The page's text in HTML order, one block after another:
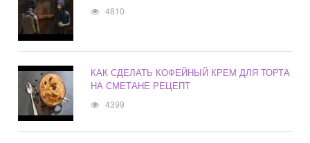
4810
КАК СДЕЛАТЬ КОФЕЙНЫЙ КРЕМ ДЛЯ ТОРТА
НА СМЕТАНЕ РЕЦЕПТ
4399